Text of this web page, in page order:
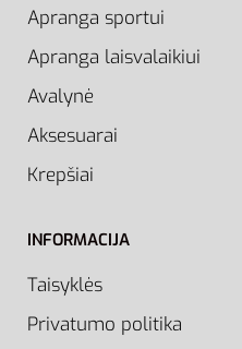
Apranga sportui
Apranga laisvalaikiui
Avalynė
Aksesuarai
Krepšiai
INFORMACIJA
Taisyklės
Privatumo politika